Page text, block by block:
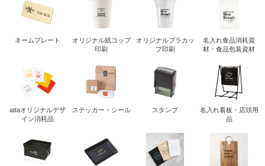
ネームプレート
オリジナル紙コップ
印刷
オリジナルプラカッ
プ印刷
名入れ食品消耗資
材・食品包装資材
attaオリジナルデザ
イン消耗品
ステッカー・シール スタンプ
名入れ看板・店頭用
品